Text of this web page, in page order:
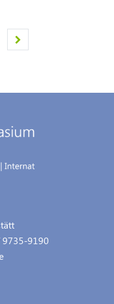
9190